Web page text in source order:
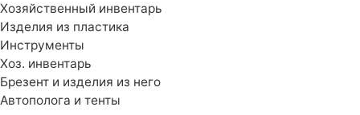
Хозяйственный инвентарь
Изделия из пластика
Инструменты
Хоз. инвентарь
Брезент и изделия из него
Автополога и тенты